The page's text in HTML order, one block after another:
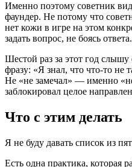
Именно поэтому советник
фаундер. Не потому что
нет кожи в игре на этом
задать вопрос, не боясь ответа.
Шестой раз за этот год
фразу: «Я знал, что что-то не
Не «не замечал» — именно
заблокировал целое
Что с этим делать
Я не буду давать список из
Есть одна практика, которая